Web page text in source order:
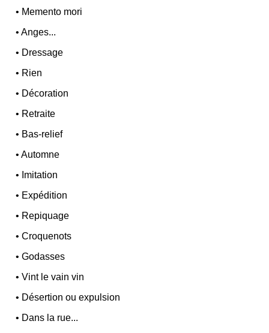
• Memento mori
•Anges...
• Dressage
• Rien
• Décoration
• Retraite
• Bas-relief
•Automne
• Imitation
• Expédition
• Repiquage
•Croquenots
•Godasses
•Vint le vain vin
• Désertion ou expulsion
• Dans la rue...